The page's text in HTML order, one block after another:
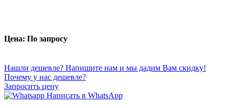
Цена: По запросу
Нашли дешевле? Напишите нам и мы дадим Вам скидку!
Почему у нас дешевле?
Запросить цену
Написать в WhatsApp